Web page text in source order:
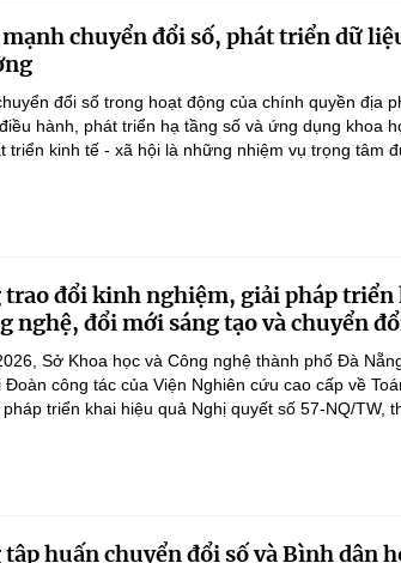
chuyển đổi số, phát triển dữ
đổi số trong hoạt động của chính quyền địa
hành, phát triển hạ tầng số và ứng dụng khoa
triển kinh tế - xã hội là những nhiệm vụ trọng tâm
trao đổi kinh nghiệm, giải pháp triển
nghệ, đổi mới sáng tạo và chuyển
Sở Khoa học và Công nghệ thành phố Đà
Đoàn công tác của Viện Nghiên cứu cao cấp về
triển khai hiệu quả Nghị quyết số 57-NQ/TW,
huấn chuyển đổi số và Bình dân